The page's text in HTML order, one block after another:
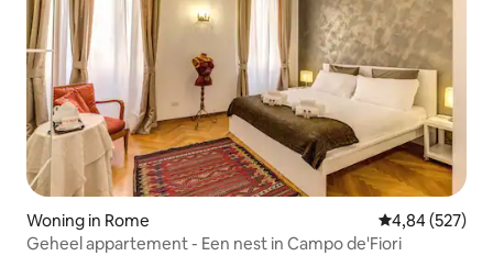
Woning in Rome Gemiddelde
4,84 (527)
Geheel appartement - Een nest in Campo de'Fiori